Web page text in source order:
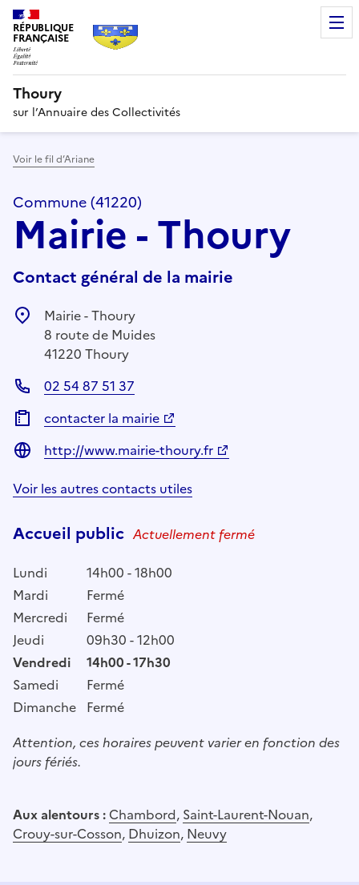
RÉPUBLIQUE
FRANÇAISE
Thoury
sur l’Annuaire des Collectivités
Voir le fil d’Ariane
Commune (41220)
Mairie - Thoury
Contact général de la mairie
Mairie - Thoury
8 route de Muides
41220 Thoury
02 54 87 51 37
contacter la mairie
http://www.mairie-thoury.fr
Voir les autres contacts utiles
Accueil public Actuellement fermé
Lundi
14h00 - 18h00
Mardi
Fermé
Mercredi
Fermé
Jeudi
09h30 - 12h00
Vendredi
14h00 - 17h30
Samedi
Fermé
Dimanche Fermé
Attention, ces horaires peuvent varier en fonction des
jours fériés.
Aux alentours : Chambord, Saint-Laurent-Nouan,
Crouy-sur-Cosson, Dhuizon, Neuvy